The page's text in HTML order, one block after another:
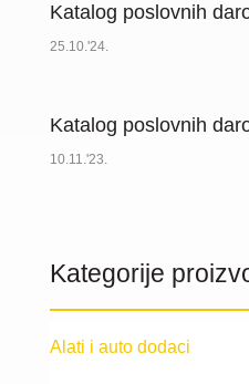
Katalog poslovnih
25.10.'24.
Katalog poslovnih
10.11.'23.
Kategorije
Alati i auto dodaci